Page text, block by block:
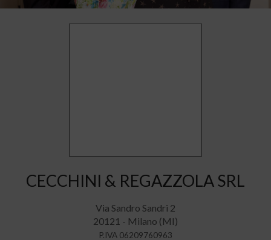
CECCHINI & REGAZZOLA SRL
Via Sandro Sandri 2
20121 - Milano (MI)
P.IVA 06209760963